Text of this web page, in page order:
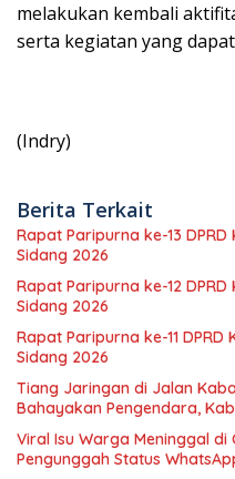
melakukan kembali
serta kegiatan yang
(Indry)
Berita Terkait
Rapat Paripurna ke-13
Sidang 2026
Rapat Paripurna ke-12
Sidang 2026
Rapat Paripurna ke-11
Sidang 2026
Tiang Jaringan di Jalan
Bahayakan Pengendara,
Viral Isu Warga Meninggal di
Pengunggah Status